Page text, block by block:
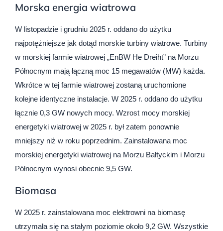
Morska energia wiatrowa
W listopadzie i grudniu 2025 r. oddano do użytku
najpotężniejsze jak dotąd morskie turbiny wiatrowe. Turbiny
w morskiej farmie wiatrowej „EnBW He Dreiht” na Morzu
Północnym mają łączną moc 15 megawatów (MW) każda.
Wkrótce w tej farmie wiatrowej zostaną uruchomione
kolejne identyczne instalacje. W 2025 r. oddano do użytku
łącznie 0,3 GW nowych mocy. Wzrost mocy morskiej
energetyki wiatrowej w 2025 r. był zatem ponownie
mniejszy niż w roku poprzednim. Zainstalowana moc
morskiej energetyki wiatrowej na Morzu Bałtyckim i Morzu
Północnym wynosi obecnie 9,5 GW.
Biomasa
W 2025 r. zainstalowana moc elektrowni na biomasę
utrzymała się na stałym poziomie około 9,2 GW. Wszystkie